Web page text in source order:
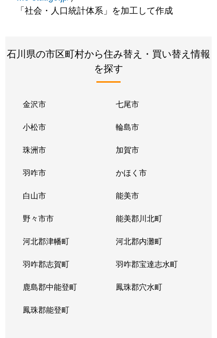
「社会・人口統計体系」を加工して作成
石川県の市区町村から住み替え・買い替え情報
を探す
金沢市 七尾市
小松市 輪島市
珠洲市 加賀市
羽咋市 かほく市
白山市 能美市
野々市市 能美郡川北町
河北郡津幡町 河北郡内灘町
羽咋郡志賀町 羽咋郡宝達志水町
鹿島郡中能登町 鳳珠郡穴水町
鳳珠郡能登町